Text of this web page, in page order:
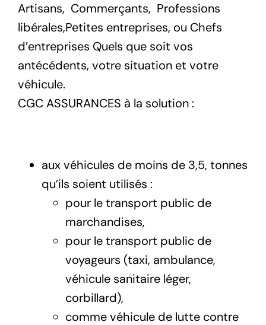
Artisans, Commerçants, Professions
libérales,Petites entreprises, ou Chefs
d’entreprises Quels que soit vos
antécédents, votre situation et votre
véhicule.
CGC ASSURANCES à la solution :
aux véhicules de moins de 3,5, tonnes
qu’ils soient utilisés :
pour le transport public de
marchandises,
pour le transport public de
voyageurs (taxi, ambulance,
véhicule sanitaire léger,
corbillard),
comme véhicule de lutte contre